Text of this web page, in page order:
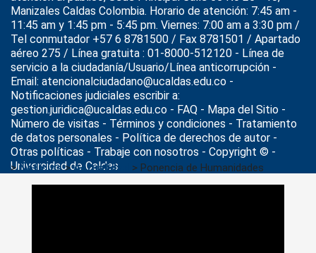
>Noticias>Actualidad > Ponencia de Humanidades
Digitales y Complejidad en el primer Coloquio Internacional de
Manizales Caldas Colombia. Horario de atención: 7:45 am -
11:45 am y 1:45 pm - 5:45 pm. Viernes: 7:00 am a 3:30 pm /
Tel conmutador +57 6 8781500 / Fax 8781501 / Apartado
aéreo 275 / Línea gratuita : 01-8000-512120 - Línea de
servicio a la ciudadanía/Usuario/Línea anticorrupción -
Email: atencionalciudadano@ucaldas.edu.co -
Notificaciones judiciales escribir a:
gestion.juridica@ucaldas.edu.co - FAQ - Mapa del Sitio -
Número de visitas - Términos y condiciones - Tratamiento
de datos personales - Política de derechos de autor -
Otras políticas - Trabaje con nosotros - Copyright © -
Universidad de Caldas